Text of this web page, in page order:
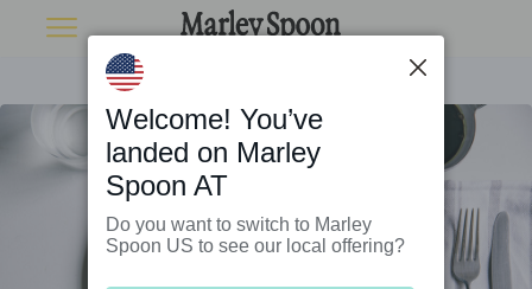
Welcome! You’ve
landed on Marley
Spoon AT
Do you want to switch to Marley
Spoon US to see our local offering?